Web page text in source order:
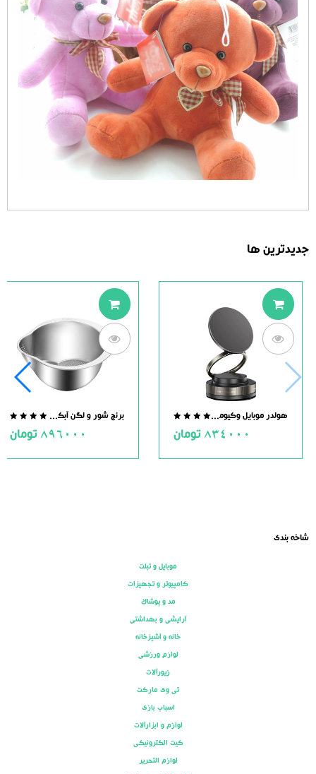
جدیدترین ها
out
5
هولدر موبایل وکیومی مگنت دار
834000 تومان
5
برنج شور و لگن آبکش دار استیل
896000 تومان
شاخه بندی
موبایل و تبلت
کامپیوتر و تجهیزات
مد و پوشاک
آرایشی و بهداشتی
خانه و آشپزخانه
لوازم ورزشی
زیورآلات
تی وی مارکت
اسباب بازی
لوازم و ابزارآلات
کیت الکترونیکی
لوازم التحریر